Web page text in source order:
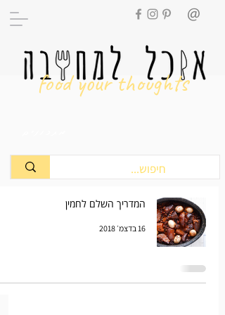
food your thoughts
המדריך השלם לחמין
16 בדצמ׳ 2018